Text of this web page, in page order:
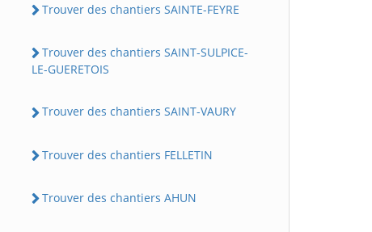
Trouver des chantiers SAINTE-FEYRE
Trouver des chantiers SAINT-SULPICE-
LE-GUERETOIS
Trouver des chantiers SAINT-VAURY
Trouver des chantiers FELLETIN
Trouver des chantiers AHUN